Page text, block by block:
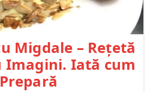
Migdale – Rețetă
Imagini. Iată cum